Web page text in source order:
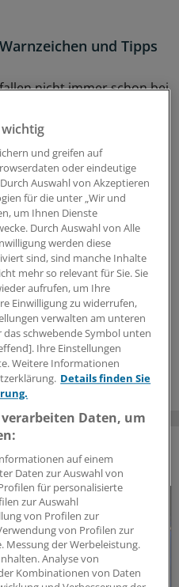
und Tipps
nicht immer schon bei
primären
wie Sie in der
klappt’s in der Praxis
zu entdecken,
sein. Bestimmte
aber Hinweise. Worauf
INTERESSIEREN
und greifen auf
oder eindeutige
Auswahl von Akzeptieren
für die unter „Wir und
um Ihnen Dienste
Durch Auswahl von Alle
werden diese
sind, sind manche Inhalte
mehr so relevant für Sie. Sie
aufrufen, um Ihre
Einwilligung zu widerrufen,
verwalten am unteren
schwebende Symbol unten
Ihre Einstellungen
Weitere Informationen
Details finden Sie
Daten, um
auf einem
Daten zur Auswahl von
für personalisierte
zur Auswahl
von Profilen zur
von Profilen zur
Messung der Werbeleistung.
Analyse von
Kombinationen von Daten